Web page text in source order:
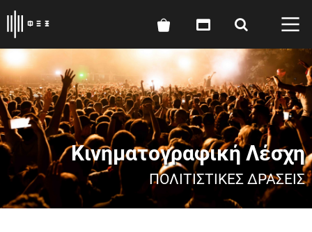
Κινηματογραφική Λέσχη
ΠΟΛΙΤΙΣΤΙΚΈΣ ΔΡΆΣΕΙΣ